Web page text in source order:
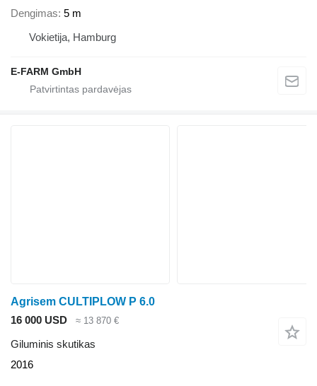
Dengimas 5 m
Vokietija, Hamburg
E-FARM GmbH
Agrisem CULTIPLOW P 6.0
16 000 USD
≈ 13 870 €
Giluminis skutikas
2016